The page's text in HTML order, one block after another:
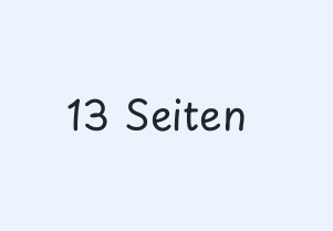
13 Seiten